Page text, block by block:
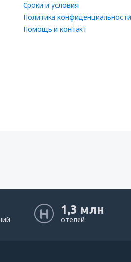
Сроки и условия
Политика конфиденциальности
Помощь и контакт
1,3 млн
отелей